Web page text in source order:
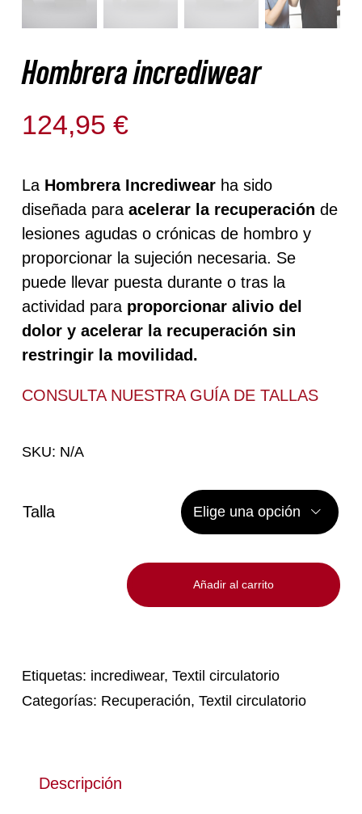
Hombrera incrediwear
124,95€
La Hombrera Incrediwear ha sido
diseñada paraacelerar la recuperación de
lesiones agudas o crónicas de hombro y
proporcionar la sujeción necesaria. Se
puede llevar puesta durante o tras la
actividad para proporcionar alivio del
dolor y acelerar la recuperación sin
restringir la movilidad.
CONSULTA NUESTRA GUÍA DE TALLAS
SKU: N/A
Talla 
Añadir al carrito
Etiquetas: incrediwear,Textil circulatorio
Categorías: Recuperación,Textil circulatorio
Descripción